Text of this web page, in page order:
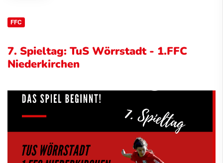
FFC
7. Spieltag: TuS Wörrstadt - 1.FFC
Niederkirchen